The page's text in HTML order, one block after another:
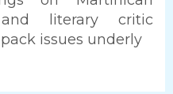
literary critic
issues underly